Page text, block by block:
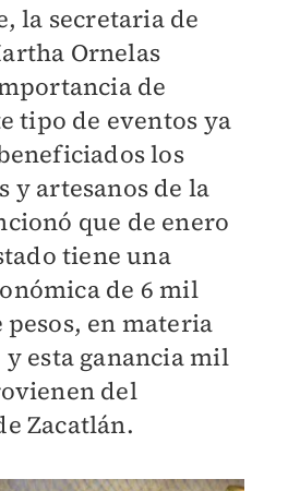
la secretaria de
Ornelas
de
tipo de eventos ya
los
y artesanos de la
que de enero
tiene una
de 6 mil
en materia
esta ganancia mil
del
Zacatlán.